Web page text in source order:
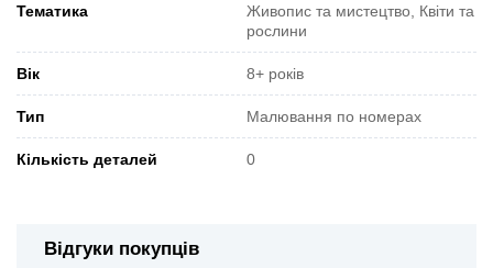
Тематика
Живопис та мистецтво, Квіти та
рослини
Вік 8+ років
Тип Малювання по номерах
Кількість деталей 0
Відгуки покупців